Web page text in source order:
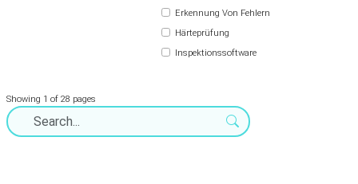
Erkennung Von Fehlern
Härteprüfung
Inspektionssoftware
Showing 1 of 28 pages